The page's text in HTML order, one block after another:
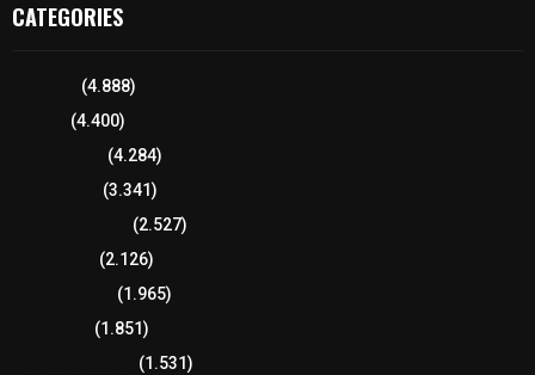
CATEGORIES
(4.888)
(4.400)
(4.284)
(3.341)
(2.527)
(2.126)
(1.965)
(1.851)
(1.531)